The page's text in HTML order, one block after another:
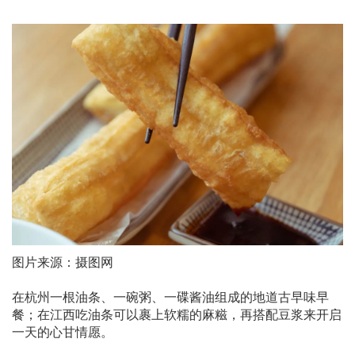
图片来源：摄图网
在杭州一根油条、一碗粥、一碟酱油组成的地道古早味早
餐；在江西吃油条可以裹上软糯的麻糍，再搭配豆浆来开启
一天的心甘情愿。